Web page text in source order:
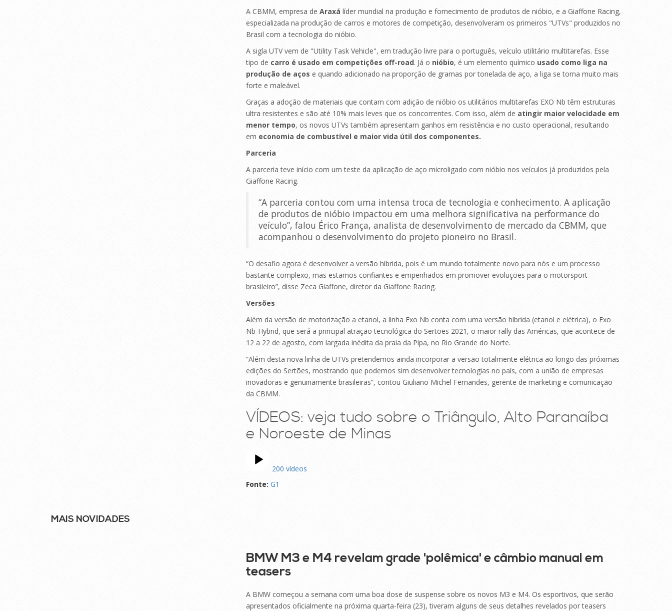
A CBMM, empresa de Araxá líder mundial na produção e fornecimento de produtos de nióbio, e a Giaffone Racing,
especializada na produção de carros e motores de competição, desenvolveram os primeiros "UTVs" produzidos no
Brasil com a tecnologia do nióbio.
A sigla UTV vem de "Utility Task Vehicle", em tradução livre para o português, veículo utilitário multitarefas. Esse
tipo de carro é usado em competições off-road. Já o nióbio, é um elemento químico usado como liga na
produção de aços e quando adicionado na proporção de gramas por tonelada de aço, a liga se torna muito mais
forte e maleável.
Graças a adoção de materiais que contam com adição de nióbio os utilitários multitarefas EXO Nb têm estruturas
ultra resistentes e são até 10% mais leves que os concorrentes. Com isso, além de atingir maior velocidade em
menor tempo, os novos UTVs também apresentam ganhos em resistência e no custo operacional, resultando
em economia de combustível e maior vida útil dos componentes.
Parceria
A parceria teve início com um teste da aplicação de aço microligado com nióbio nos veículos já produzidos pela
Giaffone Racing.
“A parceria contou com uma intensa troca de tecnologia e conhecimento. A aplicação
de produtos de nióbio impactou em uma melhora significativa na performance do
veículo”, falou Érico França, analista de desenvolvimento de mercado da CBMM, que
acompanhou o desenvolvimento do projeto pioneiro no Brasil.
“O desafio agora é desenvolver a versão híbrida, pois é um mundo totalmente novo para nós e um processo
bastante complexo, mas estamos confiantes e empenhados em promover evoluções para o motorsport
brasileiro”, disse Zeca Giaffone, diretor da Giaffone Racing.
Versões
Além da versão de motorização a etanol, a linha Exo Nb conta com uma versão híbrida (etanol e elétrica), o Exo
Nb-Hybrid, que será a principal atração tecnológica do Sertões 2021, o maior rally das Américas, que acontece de
12 a 22 de agosto, com largada inédita da praia da Pipa, no Rio Grande do Norte.
“Além desta nova linha de UTVs pretendemos ainda incorporar a versão totalmente elétrica ao longo das próximas
edições do Sertões, mostrando que podemos sim desenvolver tecnologias no país, com a união de empresas
inovadoras e genuinamente brasileiras”, contou Giuliano Michel Fernandes, gerente de marketing e comunicação
da CBMM.
VÍDEOS: veja tudo sobre o Triângulo, Alto Paranaíba
e Noroeste de Minas
200 vídeos
Fonte: G1
MAIS NOVIDADES
BMW M3 e M4 revelam grade 'polêmica' e câmbio manual em
teasers
A BMW começou a semana com uma boa dose de suspense sobre os novos M3 e M4. Os esportivos, que serão
apresentados oficialmente na próxima quarta-feira (23), tiveram alguns de seus detalhes revelados por teasers